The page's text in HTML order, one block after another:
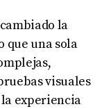
la
que una sola
visuales
experiencia